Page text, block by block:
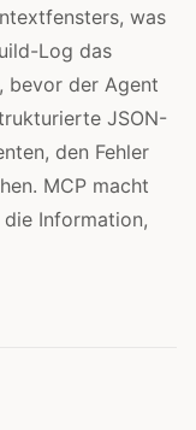
was
Log das
bevor der Agent
JSON-
den Fehler
MCP macht
Information,